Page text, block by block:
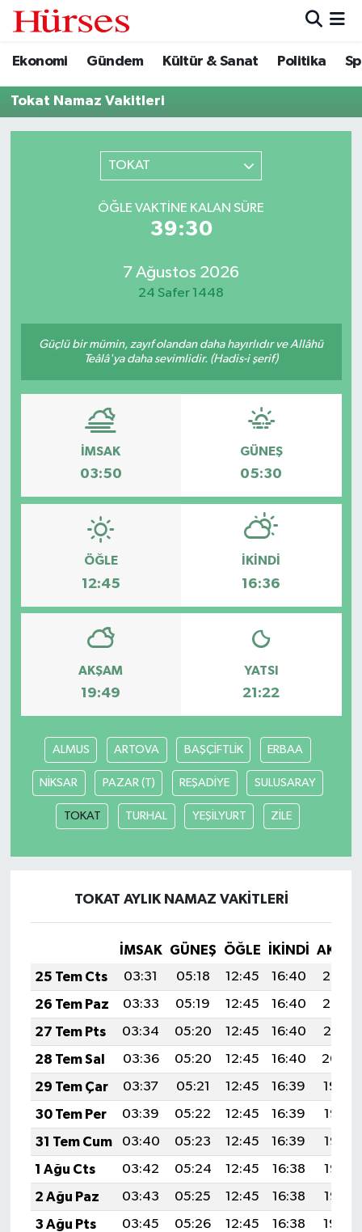
Ekonomi Gündem Kültür & Sanat Politika
Tokat Namaz Vakitleri
TOKAT
ÖĞLE VAKTINE KALAN SÜRE
39:30
7 Ağustos 2026
24 Safer 1448
Güçlü bir mümin, zayıf olandan daha hayırlıdır ve Allâhü
Teâlâ'ya daha sevimlidir. (Hadis-i şerif)
İMSAK
03:50
GÜNEŞ
05:30
ÖĞLE
12:45
İKINDI
16:36
AKŞAM
19:49
YATSI
21:22
ALMUS ARTOVA BAŞÇİFTLİK ERBAA
NİKSAR PAZAR (T) REŞADİYE SULUSARAY
TOKAT TURHAL YEŞİLYURT ZİLE
TOKAT AYLIK NAMAZ VAKITLERI
İMSAK GÜNEŞ ÖĞLE İKINDI
25 Tem Cts
03:31 05:18 12:45 16:40
20:03
26 Tem Paz
03:33 05:19 12:45 16:40
20:02
27 Tem Pts
03:34 05:20 12:45 16:40
20:01
28 Tem Sal
03:36 05:20 12:45 16:40
20:00
29 Tem Çar
03:37 05:21 12:45 16:39
19:59
30 Tem Per
03:39 05:22 12:45 16:39
19:58
31 Tem Cum
03:40 05:23 12:45 16:39
19:57
1 Ağu Cts
03:42 05:24 12:45 16:38
19:56
2 Ağu Paz
03:43 05:25 12:45 16:38
19:55
3 Ağu Pts
03:45 05:26 12:45 16:38
19:54
Ekonomi
Gündem
Hava Durumu
Trafik Durumu
Tüm Manşetler
Son Dakika Haberleri